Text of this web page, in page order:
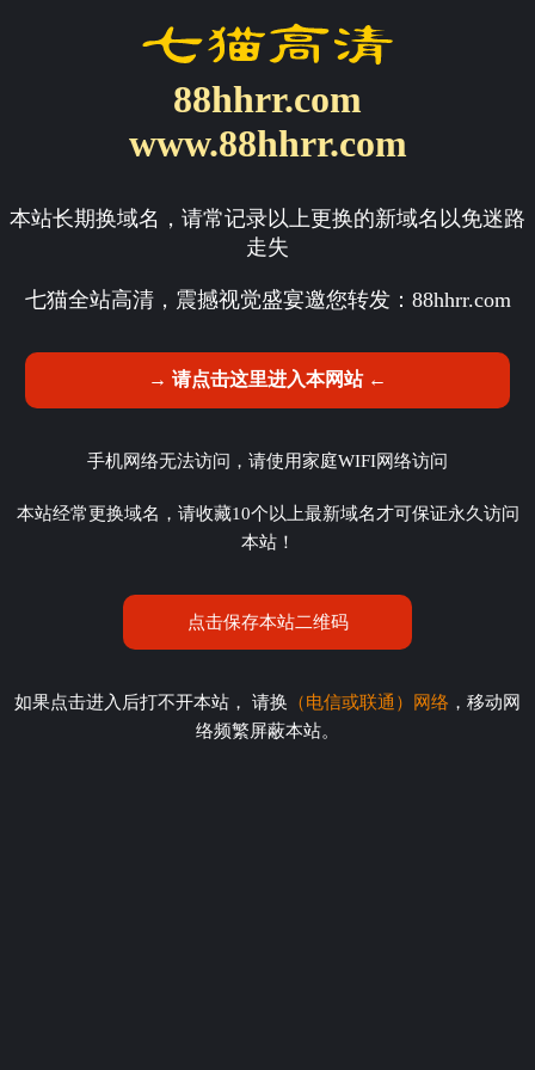
88hhrr.com
www.88hhrr.com
本站长期换域名，请常记录以上更换的新域名以免迷路
走失
七猫全站高清，震撼视觉盛宴邀您转发： 88hhrr.com
→ 请点击这里进入本网站 ←
手机网络无法访问，请使用家庭WIFI网络访问
本站经常更换域名，请收藏10个以上最新域名才可保证永久访问
本站！
点击保存本站二维码
如果点击进入后打不开本站， 请换 （电信或联通）网络 ，移动网
络频繁屏蔽本站。